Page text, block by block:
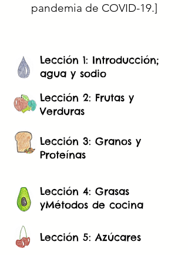
pandemia de COVID-19.]
Lección 1: Introducción;
agua y sodio
Lección 2: Frutas y
Verduras
Lección 3: Granos y
Proteínas
Lección 4: Grasas
yMétodos de cocina
Lección 5: Azúcares